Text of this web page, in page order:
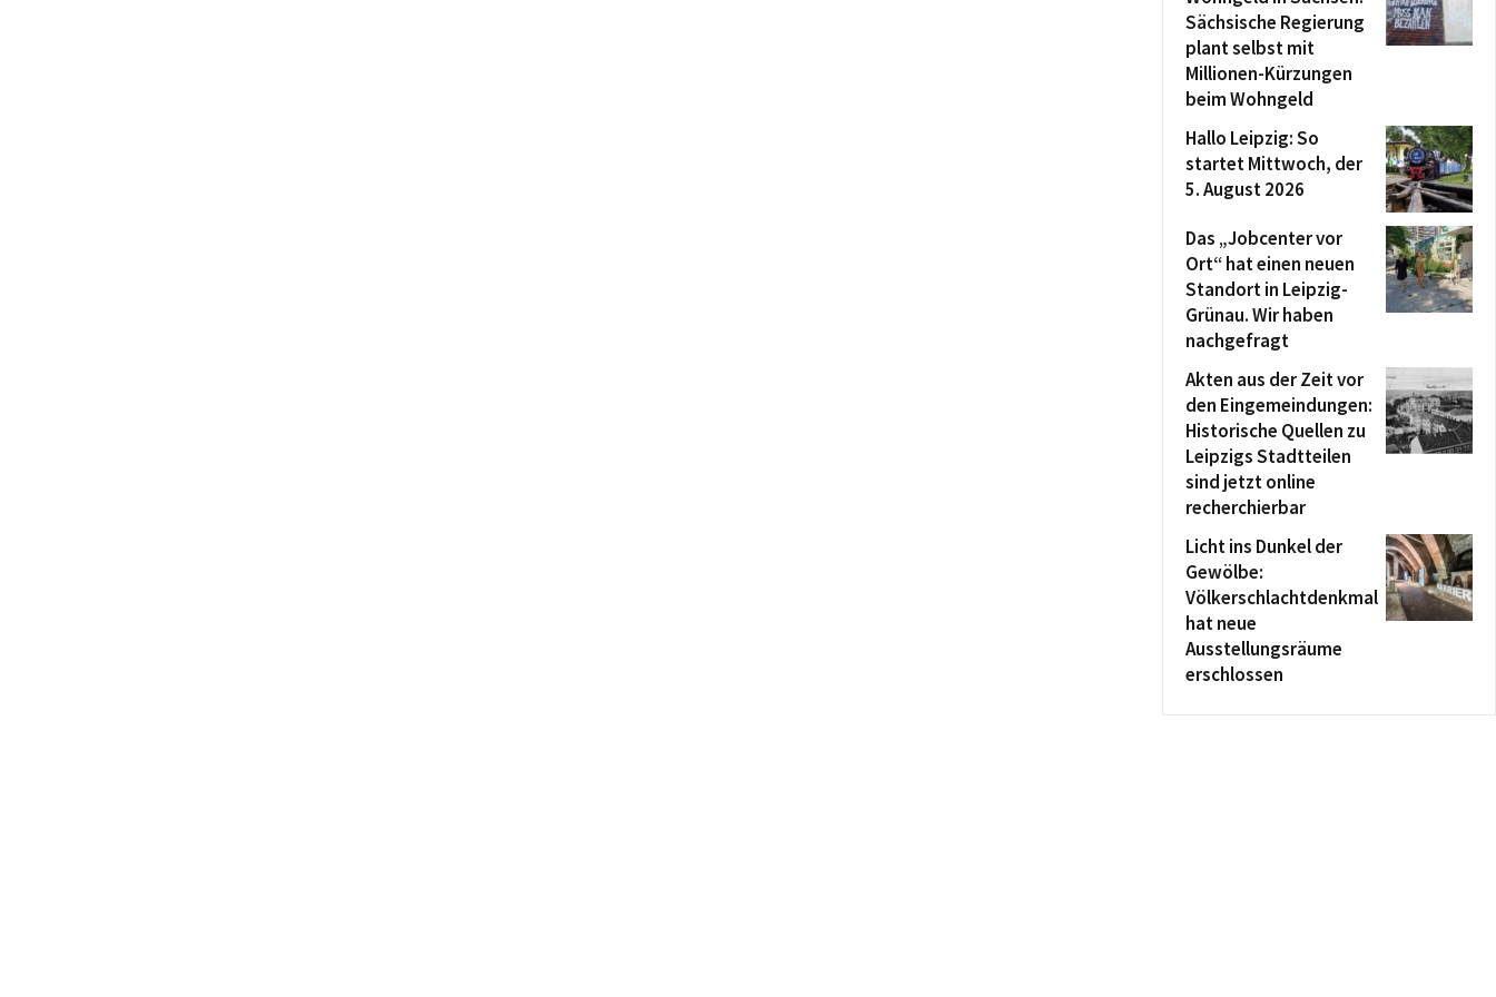
Sächsische Regierung
plant selbst mit
Millionen-Kürzungen
beim Wohngeld
Hallo Leipzig: So
startet Mittwoch, der
5. August 2026
Das „Jobcenter vor
Ort“ hat einen neuen
Standort in Leipzig-
Grünau. Wir haben
nachgefragt
Akten aus der Zeit vor
den Eingemeindungen:
Historische Quellen zu
Leipzigs Stadtteilen
sind jetzt online
recherchierbar
Licht ins Dunkel der
Gewölbe:
Völkerschlachtdenkmal
hat neue
Ausstellungsräume
erschlossen